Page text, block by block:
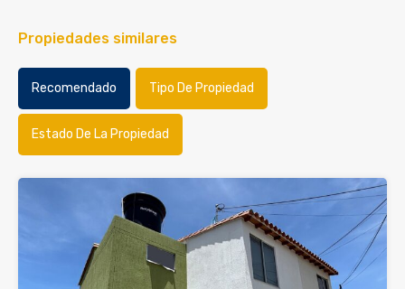
Propiedades similares
Recomendado Tipo De Propiedad
Estado De La Propiedad